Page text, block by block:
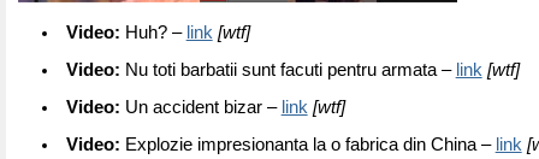
Video: Huh? – link [wtf]
Video: Nu toti barbatii sunt facuti pentru armata – link [wtf]
Video: Un accident bizar – link [wtf]
Video: Explozie impresionanta la o fabrica din China – link